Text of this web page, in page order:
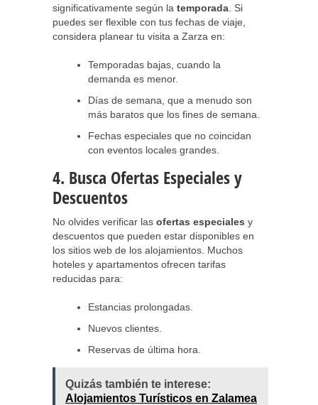
significativamente según la temporada . Si
puedes ser flexible con tus fechas de viaje,
considera planear tu visita a Zarza en:
Temporadas bajas, cuando la
demanda es menor.
Días de semana, que a menudo son
más baratos que los fines de semana.
Fechas especiales que no coincidan
con eventos locales grandes.
4. Busca Ofertas Especiales y
Descuentos
No olvides verificar las ofertas especiales y
descuentos que pueden estar disponibles en
los sitios web de los alojamientos. Muchos
hoteles y apartamentos ofrecen tarifas
reducidas para:
Estancias prolongadas.
Nuevos clientes.
Reservas de última hora.
Quizás también te interese:
Alojamientos Turísticos en Zalamea